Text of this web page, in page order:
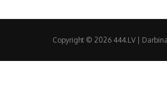
Copyright © 2026 444.LV | Darbina